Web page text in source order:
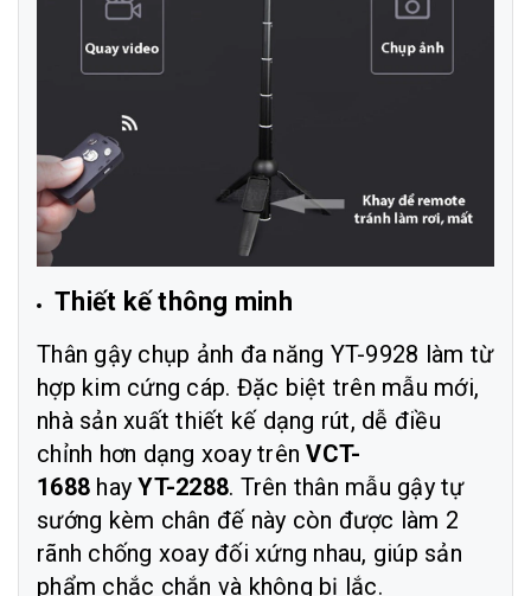
Thiết kế thông minh
Thân gậy chụp ảnh đa năng YT-9928 làm từ
hợp kim cứng cáp. Đặc biệt trên mẫu mới,
nhà sản xuất thiết kế dạng rút, dễ điều
chỉnh hơn dạng xoay trênVCT-
1688 hayYT-2288. Trên thân mẫu gậy tự
sướng kèm chân đế này còn được làm 2
rãnh chống xoay đối xứng nhau, giúp sản
phẩm chắc chắn và không bị lắc.